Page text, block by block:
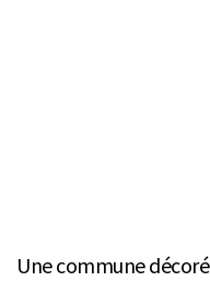
Une commune